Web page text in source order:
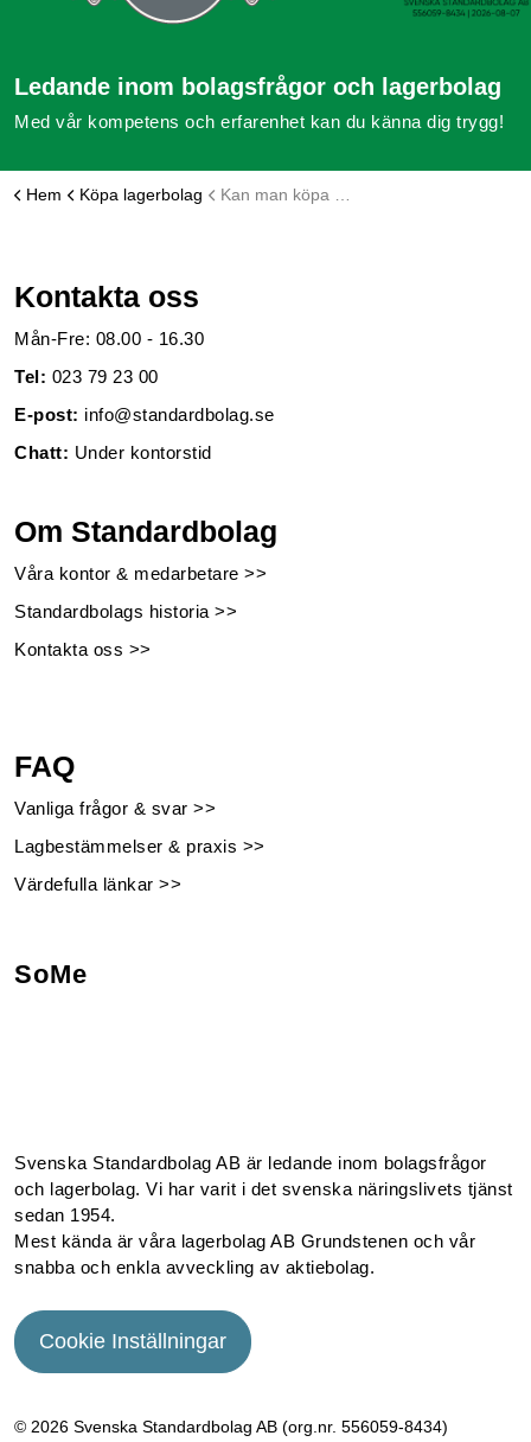
Ledande inom bolagsfrågor och lagerbolag
Med vår kompetens och erfarenhet kan du känna dig trygg!
Hem Köpa lagerbolag Kan man köpa ett lagerbolag med färdig F-skatt och bankkonto?
Kontakta oss
Mån-Fre: 08.00 - 16.30
Tel: 023 79 23 00
E-post: info@standardbolag.se
Chatt: Under kontorstid
Om Standardbolag
Våra kontor & medarbetare >>
Standardbolags historia >>
Kontakta oss >>
FAQ
Vanliga frågor & svar >>
Lagbestämmelser & praxis >>
Värdefulla länkar >>
SoMe
Svenska Standardbolag AB är ledande inom bolagsfrågor
och lagerbolag. Vi har varit i det svenska näringslivets tjänst
sedan 1954.
Mest kända är våra lagerbolag AB Grundstenen och vår
snabba och enkla avveckling av aktiebolag.
Cookie Inställningar
© 2026 Svenska Standardbolag AB (org.nr. 556059­-8434)